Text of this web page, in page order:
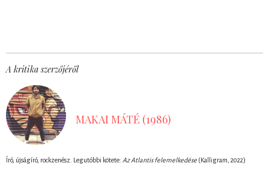
A kritika szerzőjéről
MAKAI MÁTÉ (1986)
Író, újságíró, rockzenész. Legutóbbi kötete: Az ​Atlantis felemelkedése (Kalligram, 2022)